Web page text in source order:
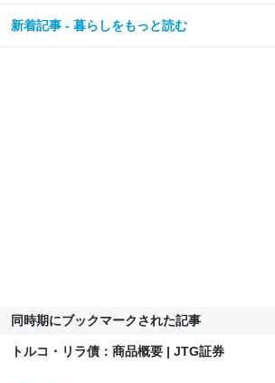
新着記事 - 暮らしをもっと読む
同時期にブックマークされた記事
トルコ・リラ債：商品概要 | JTG証券